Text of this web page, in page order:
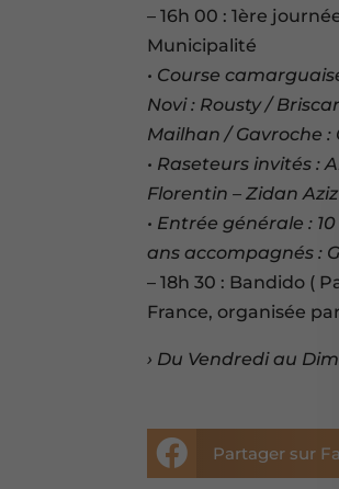
– 16h 00 : 1ère
Municipalité
• Course
Novi : Rousty /
Mailhan / Gavroche :
• Raseteurs invités :
Florentin – Zidan
• Entrée générale :
ans accompagnés :
– 18h 30 : Bandido (
France, organisée
› Du Vendredi au
 Partager sur